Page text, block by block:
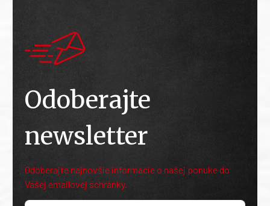
Odoberajte
newsletter
Odoberajte najnovšie informácie o našej ponuke do
Vašej emailovej schránky.